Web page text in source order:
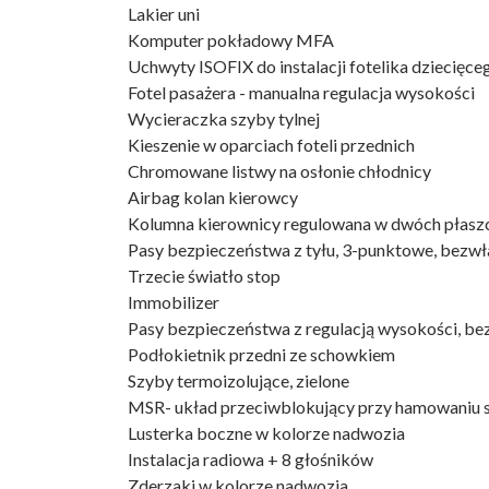
Lakier uni
Komputer pokładowy MFA
Uchwyty ISOFIX do instalacji fotelika
Fotel pasażera - manualna regulacja wysokości
Wycieraczka szyby tylnej
Kieszenie w oparciach foteli przednich
Chromowane listwy na osłonie chłodnicy
Airbag kolan kierowcy
Kolumna kierownicy regulowana w dwóch
Pasy bezpieczeństwa z tyłu, 3-punktowe,
Trzecie światło stop
Immobilizer
Pasy bezpieczeństwa z regulacją wysokości,
Podłokietnik przedni ze schowkiem
Szyby termoizolujące, zielone
MSR- układ przeciwblokujący przy hamowaniu
Lusterka boczne w kolorze nadwozia
Instalacja radiowa + 8 głośników